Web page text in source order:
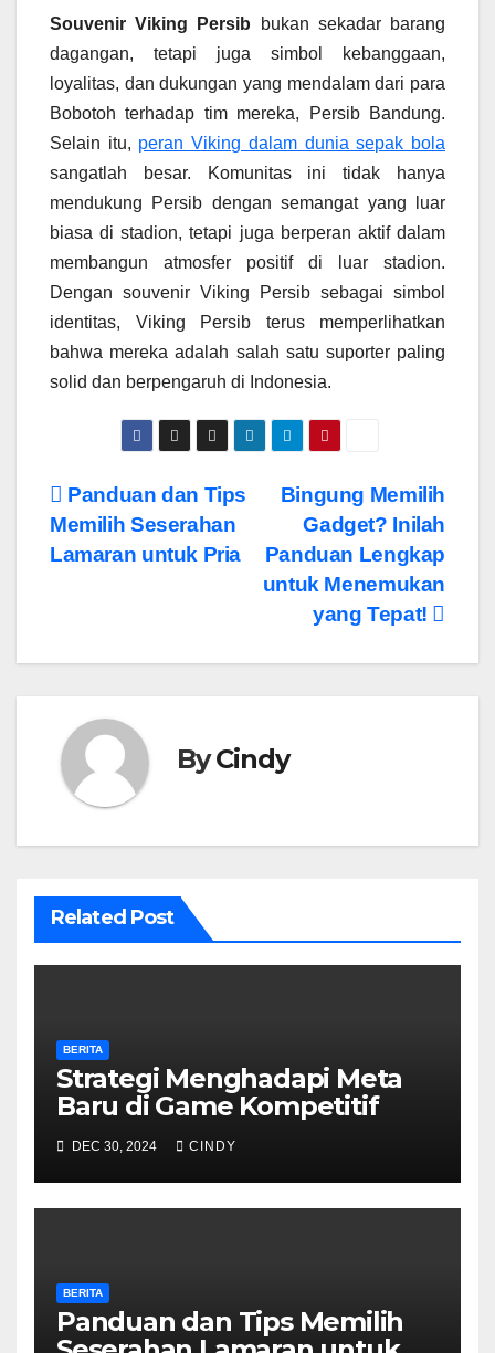
Souvenir Viking Persib bukan sekadar barang
dagangan, tetapi juga simbol kebanggaan,
loyalitas, dan dukungan yang mendalam dari para
Bobotoh terhadap tim mereka, Persib Bandung.
Selain itu, peran Viking dalam dunia sepak bola
sangatlah besar. Komunitas ini tidak hanya
mendukung Persib dengan semangat yang luar
biasa di stadion, tetapi juga berperan aktif dalam
membangun atmosfer positif di luar stadion.
Dengan souvenir Viking Persib sebagai simbol
identitas, Viking Persib terus memperlihatkan
bahwa mereka adalah salah satu suporter paling
solid dan berpengaruh di Indonesia.
Post
navigation
Bingung Memilih
Gadget? Inilah
Panduan Lengkap
untuk Menemukan
yang Tepat!
Panduan dan Tips
Memilih Seserahan
Lamaran untuk Pria
ByCindy
Related Post
BERITA
Strategi Menghadapi Meta
Baru di Game Kompetitif
DEC 30, 2024 CINDY
BERITA
Panduan dan Tips Memilih